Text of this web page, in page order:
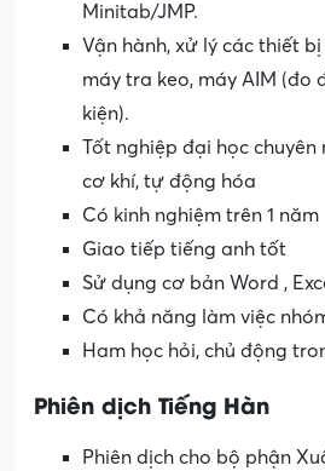
Minitab/JMP.
Vận hành, xử lý các thiết
máy tra keo, máy AIM (đo
kiện).
Tốt nghiệp đại học
cơ khí, tự động hóa
Có kinh nghiệm trên 1 năm
Giao tiếp tiếng anh tốt
Sử dụng cơ bản Word ,
Có khả năng làm việc
Ham học hỏi, chủ động
Phiên dịch Tiếng Hàn
Phiên dịch cho bộ phận